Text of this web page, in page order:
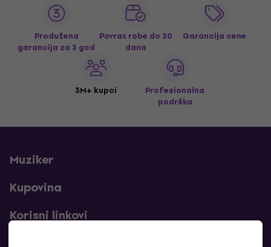
Produžena
garancija za 3 god
Povrat robe do 30
dana
Garancija cene
3M+ kupci
Profesionalna
podrška
Muziker
Kupovina
Korisni linkovi